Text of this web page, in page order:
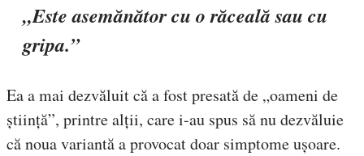
„Este asemănător cu o răceală sau cu
gripa.”
Ea a mai dezvăluit că a fost presată de „oameni de
știință”, printre alții, care i-au spus să nu dezvăluie
că noua variantă a provocat doar simptome ușoare.